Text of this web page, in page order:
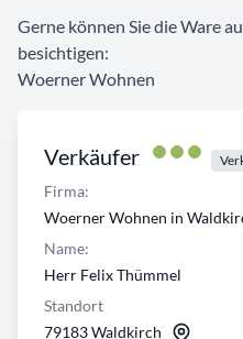
Verkäufer
Firma:
Woerner Wohnen in
Name:
Herr Felix Thümmel
Standort
79183 Waldkirch
Gerne können Sie die Ware
besichtigen:
Woerner Wohnen